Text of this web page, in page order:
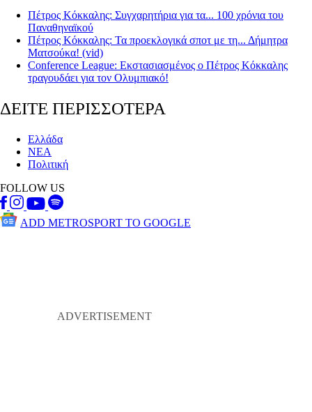
Πέτρος Κόκκαλης: Συγχαρητήρια για τα... 100 χρόνια του
Παναθηναϊκού
Πέτρος Κόκκαλης: Τα προεκλογικά σποτ με τη... Δήμητρα
Ματσούκα! (vid)
Conference League: Εκστασιασμένος ο Πέτρος Κόκκαλης
τραγουδάει για τον Ολυμπιακό!
ΔΕΙΤΕ ΠΕΡΙΣΣΟΤΕΡΑ
Ελλάδα
ΝΕΑ
Πολιτική
FOLLOW US
ADD METROSPORT TO GOOGLE